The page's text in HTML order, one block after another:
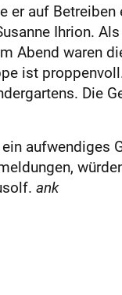
er auf Betreiben
Ihrion.
Abend waren
ist
Die
aufwendiges
ank